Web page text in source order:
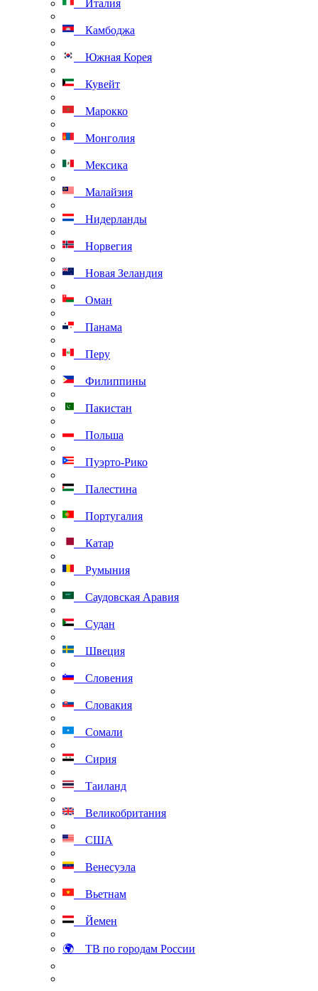
Италия
Камбоджа
Южная Корея
Кувейт
Марокко
Монголия
Мексика
Малайзия
Нидерланды
Норвегия
Новая Зеландия
Оман
Панама
Перу
Филиппины
Пакистан
Польша
Пуэрто-Рико
Палестина
Португалия
Катар
Румыния
Саудовская Аравия
Судан
Швеция
Словения
Словакия
Сомали
Сирия
Таиланд
Великобритания
США
Венесуэла
Вьетнам
Йемен
🌍 ТВ по городам России